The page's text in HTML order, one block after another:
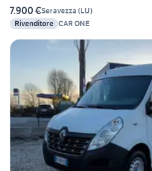
7.900 €Seravezza (LU)
Rivenditore CAR ONE